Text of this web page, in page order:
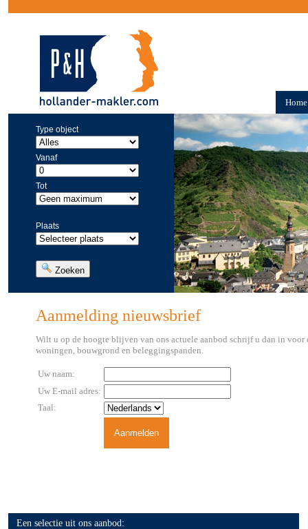
Home
Type object
Vanaf
Tot
Plaats
Zoeken
Aanmelding nieuwsbrief
Wilt u op de hoogte blijven van ons actuele aanbod schrijf u dan in
woningen, bouwgrond en beleggingspanden.
Uw naam:
Uw E-mail adres:
Taal:
Een selectie uit ons aanbod: